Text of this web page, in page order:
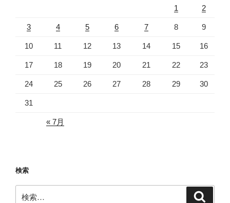
1 2
3 4 5 6 7 8 9
10 11 12 13 14 15 16
17 18 19 20 21 22 23
24 25 26 27 28 29 30
31
« 7月
検索